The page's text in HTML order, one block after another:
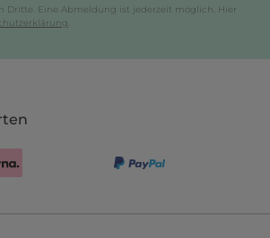
Dritte. Eine Abmeldung ist jederzeit möglich. Hier